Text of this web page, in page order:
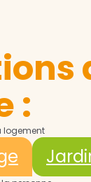
:
logement